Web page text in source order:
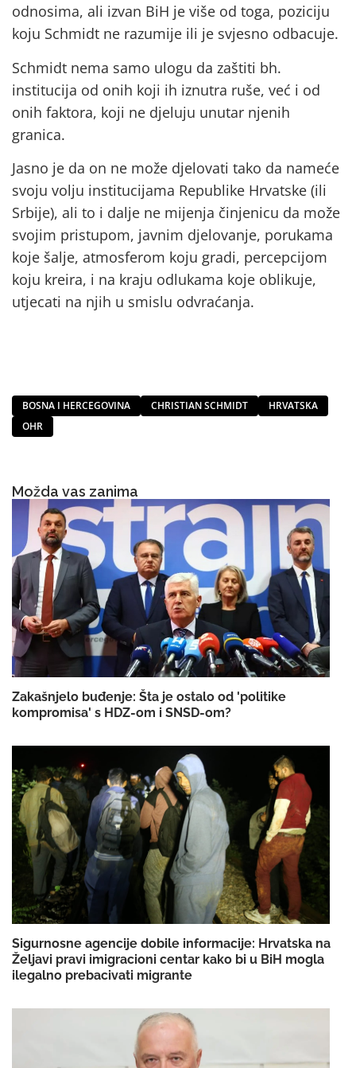
odnosima, ali izvan BiH je više od toga, poziciju
koju Schmidt ne razumije ili je svjesno odbacuje.
Schmidt nema samo ulogu da zaštiti bh.
institucija od onih koji ih iznutra ruše, već i od
onih faktora, koji ne djeluju unutar njenih
granica.
Jasno je da on ne može djelovati tako da nameće
svoju volju institucijama Republike Hrvatske (ili
Srbije), ali to i dalje ne mijenja činjenicu da može
svojim pristupom, javnim djelovanje, porukama
koje šalje, atmosferom koju gradi, percepcijom
koju kreira, i na kraju odlukama koje oblikuje,
utjecati na njih u smislu odvraćanja.
BOSNA I HERCEGOVINA CHRISTIAN SCHMIDT
HRVATSKA
OHR
Možda vas zanima
Zakašnjelo buđenje: Šta je ostalo od 'politike
kompromisa' s HDZ-om i SNSD-om?
Sigurnosne agencije dobile informacije: Hrvatska na
Željavi pravi imigracioni centar kako bi u BiH mogla
ilegalno prebacivati migrante